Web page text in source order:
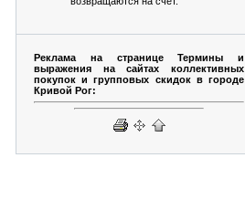
Реклама на странице Термины и
выражения на сайтах коллективных
покупок и групповых скидок в городе
Кривой Рог: